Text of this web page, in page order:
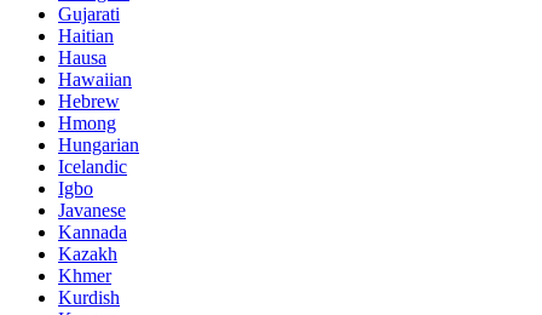
Gujarati
Haitian
Hausa
Hawaiian
Hebrew
Hmong
Hungarian
Icelandic
Igbo
Javanese
Kannada
Kazakh
Khmer
Kurdish